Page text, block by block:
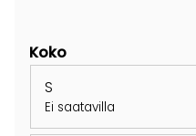
Koko
S
Ei saatavilla